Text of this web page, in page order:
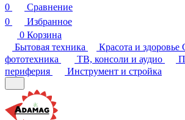
0
Сравнение
0
Избранное
0 Корзина
Бытовая техника
Красота и здоровье
фототехника
ТВ, консоли и аудио
периферия
Инструмент и стройка